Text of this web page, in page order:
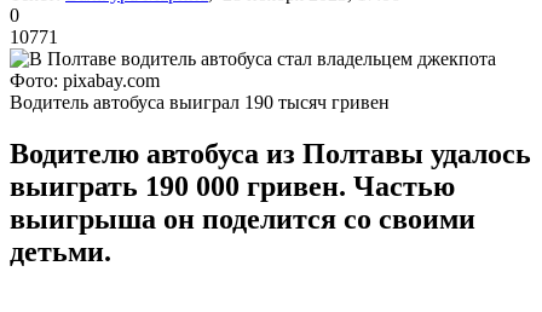
0
10771
Фото: pixabay.com
Водитель автобуса выиграл 190 тысяч гривен
Водителю автобуса из Полтавы удалось
выиграть 190 000 гривен. Частью
выигрыша он поделится со своими
детьми.